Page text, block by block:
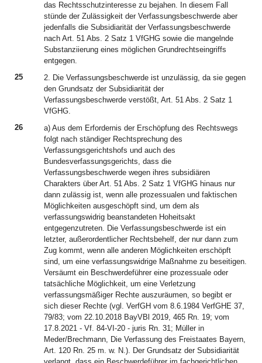
das Rechtsschutzinteresse zu bejahen. In diesem Fall
stünde der Zulässigkeit der Verfassungsbeschwerde aber
jedenfalls die Subsidiarität der Verfassungsbeschwerde
nach Art. 51 Abs. 2 Satz 1 VfGHG sowie die mangelnde
Substanziierung eines möglichen Grundrechtseingriffs
entgegen.
25
2. Die Verfassungsbeschwerde ist unzulässig, da sie gegen
den Grundsatz der Subsidiarität der
Verfassungsbeschwerde verstößt, Art. 51 Abs. 2 Satz 1
VfGHG.
26
a) Aus dem Erfordernis der Erschöpfung des Rechtswegs
folgt nach ständiger Rechtsprechung des
Verfassungsgerichtshofs und auch des
Bundesverfassungsgerichts, dass die
Verfassungsbeschwerde wegen ihres subsidiären
Charakters über Art. 51 Abs. 2 Satz 1 VfGHG hinaus nur
dann zulässig ist, wenn alle prozessualen und faktischen
Möglichkeiten ausgeschöpft sind, um dem als
verfassungswidrig beanstandeten Hoheitsakt
entgegenzutreten. Die Verfassungsbeschwerde ist ein
letzter, außerordentlicher Rechtsbehelf, der nur dann zum
Zug kommt, wenn alle anderen Möglichkeiten erschöpft
sind, um eine verfassungswidrige Maßnahme zu beseitigen.
Versäumt ein Beschwerdeführer eine prozessuale oder
tatsächliche Möglichkeit, um eine Verletzung
verfassungsmäßiger Rechte auszuräumen, so begibt er
sich dieser Rechte (vgl. VerfGH vom 8.6.1984 VerfGHE 37,
79/83; vom 22.10.2018 BayVBl 2019, 465 Rn. 19; vom
17.8.2021 - Vf. 84-VI-20 - juris Rn. 31; Müller in
Meder/Brechmann, Die Verfassung des Freistaates Bayern,
Art. 120 Rn. 25 m. w. N.). Der Grundsatz der Subsidiarität